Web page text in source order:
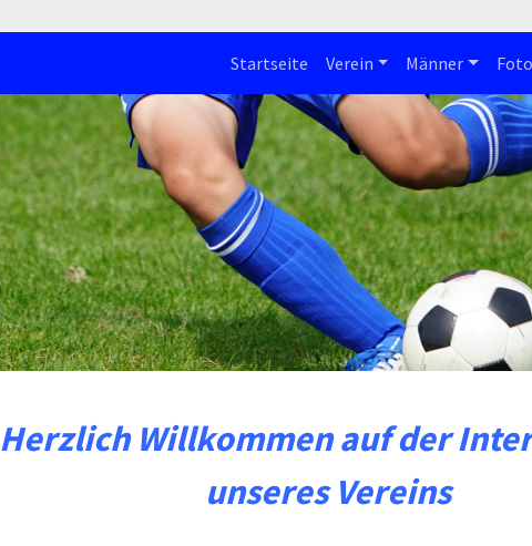
Startseite Verein Männer
Herzlich Willkommen auf der
unseres Vereins